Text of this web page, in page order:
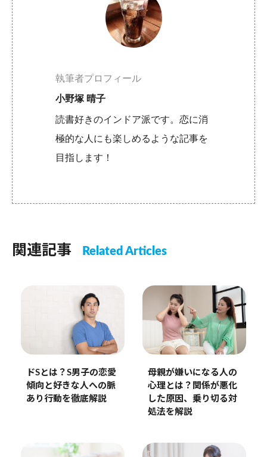
執筆者プロフィール
小野塚 晴子
読書好きのインドア派です。恋に消
極的な人にも楽しめるような記事を
目指します！
関連記事 Related Articles
ドSとは？S男子の恋愛
傾向と好きな人への脈
あり行動を徹底解説
母親が嫌いになる人の
心理とは？関係が悪化
した原因、乗り切る対
処法を解説